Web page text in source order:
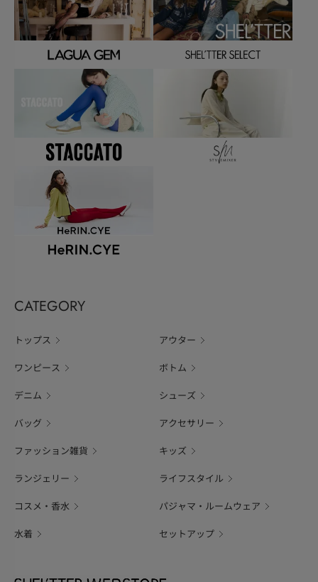
CATEGORY
トップス アウター
ワンピース ボトム
デニム シューズ
バッグ アクセサリー
ファッション雑貨 キッズ
ランジェリー ライフスタイル
コスメ・香水 パジャマ・ルームウェア
水着 セットアップ